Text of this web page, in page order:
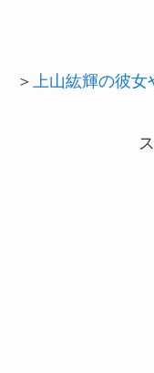
＞ 上山紘輝の彼女